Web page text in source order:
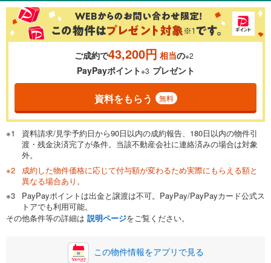
金利 ％
0.01%
一般的には最長35年まで借り入れ可能です。多くの金融機関
が完済時の年齢は80歳までを条件としています。
閉じる
頭金 万円
0万円 2,880万円
自己資金から住宅購入にかけられる金額を入力してくださ
ご成約で43,200円 相当の※2
PayPayポイント※3 プレゼント
資料をもらう 無料
資料請求/見学予約日から90日以内の成約報告、180日以内の物件引
渡・残金決済完了が条件。当該不動産会社に連絡済みの場合は対象
外。
成約した物件価格に応じて付与額が変わるため実際にもらえる額と
異なる場合あり。
PayPayポイントは出金と譲渡は不可。PayPay/PayPayカード公式ス
トアでも利用可能。
その他条件等の詳細は 説明ページをご覧ください。
この物件情報をアプリで見る